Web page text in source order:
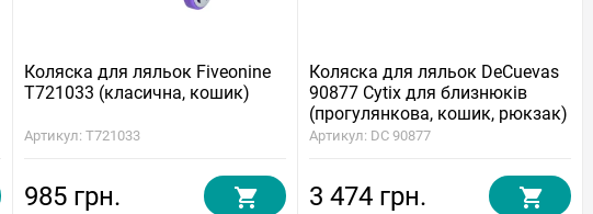
Коляска для ляльок Fiveonine
T721033 (класична, кошик)
Артикул: T721033
985 грн.
Коляска для ляльок DeCuevas
90877 Cytix для близнюків
(прогулянкова, кошик, рюкзак)
Артикул: DC 90877
3 474 грн.